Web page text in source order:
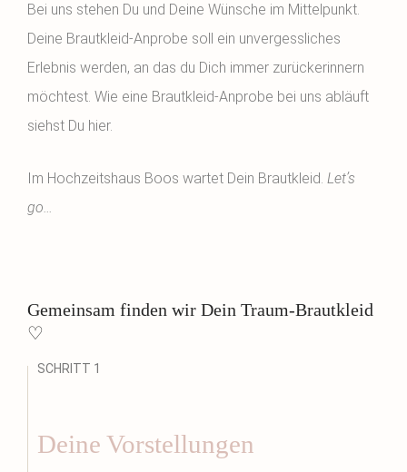
Bei uns stehen Du und Deine Wünsche im Mittelpunkt.
Deine Brautkleid-Anprobe soll ein unvergessliches
Erlebnis werden, an das du Dich immer zurückerinnern
möchtest. Wie eine Brautkleid-Anprobe bei uns abläuft
siehst Du hier.
Im Hochzeitshaus Boos wartet Dein Brautkleid. Let’s
go…
Gemeinsam finden wir Dein Traum-Brautkleid
♡
SCHRITT 1
Deine Vorstellungen